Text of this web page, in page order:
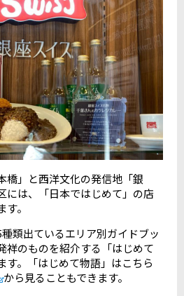
橋」と西洋文化の発信地「銀
には、「日本ではじめて」の店
。
類出ているエリア別ガイドブッ
祥のものを紹介する「はじめて
す。「はじめて物語」はこちら
から見ることもできます。